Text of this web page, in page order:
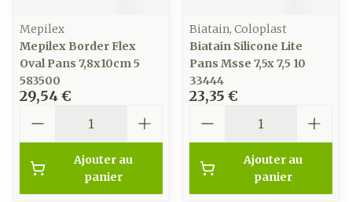
Mepilex
Mepilex Border Flex
Oval Pans 7,8x10cm 5
583500
29,54 €
Ajouter au
panier
Biatain, Coloplast
Biatain Silicone Lite
Pans Msse 7,5x 7,5 10
33444
23,35 €
Ajouter au
panier